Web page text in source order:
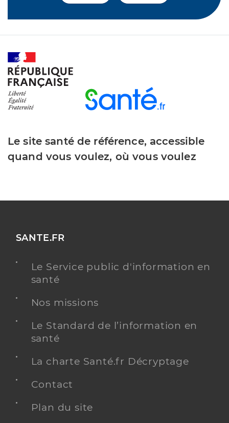
Le site santé de référence, accessible
quand vous voulez, où vous voulez
SANTE.FR
Le Service public d'information en
santé
Nos missions
Le Standard de l’information en
santé
La charte Santé.fr Décryptage
Contact
Plan du site